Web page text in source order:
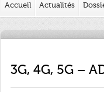
Accueil Actualités
3G, 4G, 5G –